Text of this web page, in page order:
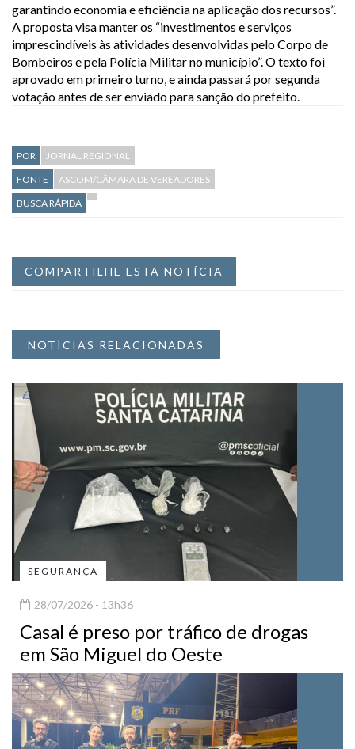
garantindo economia e eficiência na aplicação dos recursos”.
A proposta visa manter os “investimentos e serviços
imprescindíveis às atividades desenvolvidas pelo Corpo de
Bombeiros e pela Polícia Militar no município”. O texto foi
aprovado em primeiro turno, e ainda passará por segunda
votação antes de ser enviado para sanção do prefeito.
POR
JORNAL REGIONAL
FONTE
ASCOM/CÂMARA DE VEREADORES
BUSCA RÁPIDA
COMPARTILHE ESTA NOTÍCIA
NOTÍCIAS RELACIONADAS
SEGURANÇA
28/07/2026 - 13h36
Casal é preso por tráfico de drogas
em São Miguel do Oeste